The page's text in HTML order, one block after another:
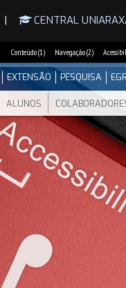
| CENTRAL
Conteúdo (1) Navegação (2)
EXTENSÃO PESQUISA
ALUNOS